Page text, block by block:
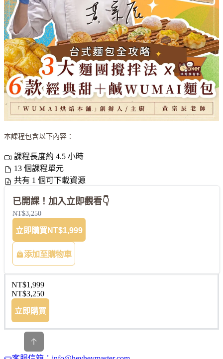
本課程包含以下內容：
課程長度約 4.5 小時
13 個課程單元
共有 1 個可下載資源
已開課！加入立即觀看👇
NT$3,250
立即購買 NT$1,999
添加至購物車
NT$1,999
NT$3,250
立即購買